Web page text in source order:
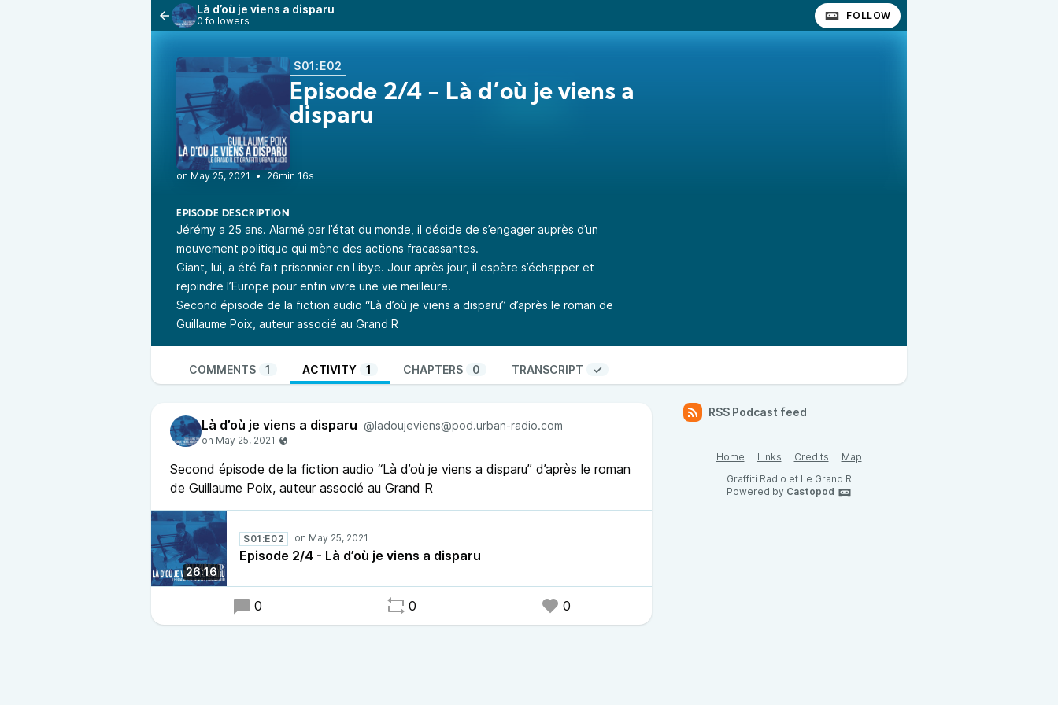
Là d’où je viens a disparu
0 followers FOLLOW
S01:E02
Episode 2/4 - Là d’où je viens a
disparu
• 26min 16s
EPISODE DESCRIPTION
Jérémy a 25 ans. Alarmé par l’état du monde, il décide de s’engager auprès d’un
mouvement politique qui mène des actions fracassantes.
Giant, lui, a été fait prisonnier en Libye. Jour après jour, il espère s’échapper et
rejoindre l’Europe pour enfin vivre une vie meilleure.
Second épisode de la fiction audio “Là d’où je viens a disparu” d’après le roman de
Guillaume Poix, auteur associé au Grand R
COMMENTS 1 ACTIVITY 1 CHAPTERS 0 TRANSCRIPT ✓
Là d’où je viens a disparu @ladoujeviens@pod.urban-radio.com
Second épisode de la fiction audio “Là d’où je viens a disparu” d’après le roman
de Guillaume Poix, auteur associé au Grand R
26:16
S01:E02
Episode 2/4 - Là d’où je viens a disparu
0 0 0
RSS Podcast feed
Home Links Credits
Map
Graffiti Radio et Le Grand R
Powered by Castopod